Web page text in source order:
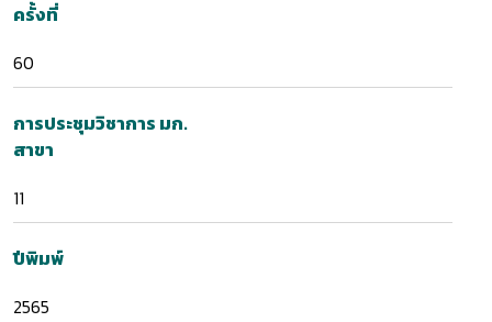
ครั้งที่
60
การประชุมวิชาการ มก.
สาขา
11
ปีพิมพ์
2565